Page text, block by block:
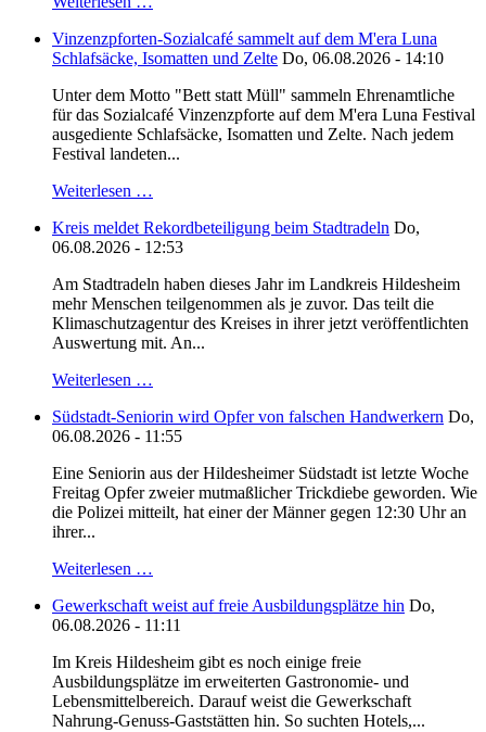
Vinzenzpforten-Sozialcafé sammelt auf dem M'era Luna
Schlafsäcke, Isomatten und Zelte Do, 06.08.2026 - 14:10
Unter dem Motto "Bett statt Müll" sammeln Ehrenamtliche
für das Sozialcafé Vinzenzpforte auf dem M'era Luna Festival
ausgediente Schlafsäcke, Isomatten und Zelte. Nach jedem
Festival landeten...
Weiterlesen …
Kreis meldet Rekordbeteiligung beim Stadtradeln Do,
06.08.2026 - 12:53
Am Stadtradeln haben dieses Jahr im Landkreis Hildesheim
mehr Menschen teilgenommen als je zuvor. Das teilt die
Klimaschutzagentur des Kreises in ihrer jetzt veröffentlichten
Auswertung mit. An...
Weiterlesen …
Südstadt-Seniorin wird Opfer von falschen Handwerkern Do,
06.08.2026 - 11:55
Eine Seniorin aus der Hildesheimer Südstadt ist letzte Woche
Freitag Opfer zweier mutmaßlicher Trickdiebe geworden. Wie
die Polizei mitteilt, hat einer der Männer gegen 12:30 Uhr an
ihrer...
Weiterlesen …
Gewerkschaft weist auf freie Ausbildungsplätze hin Do,
06.08.2026 - 11:11
Im Kreis Hildesheim gibt es noch einige freie
Ausbildungsplätze im erweiterten Gastronomie- und
Lebensmittelbereich. Darauf weist die Gewerkschaft
Nahrung-Genuss-Gaststätten hin. So suchten Hotels,...